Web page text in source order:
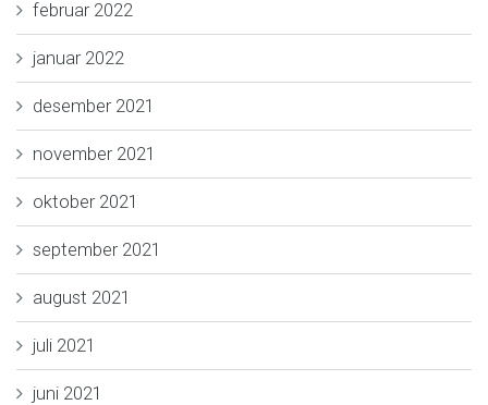
februar 2022
januar 2022
desember 2021
november 2021
oktober 2021
september 2021
august 2021
juli 2021
juni 2021